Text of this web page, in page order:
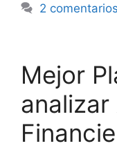
2 comentarios
Mejor